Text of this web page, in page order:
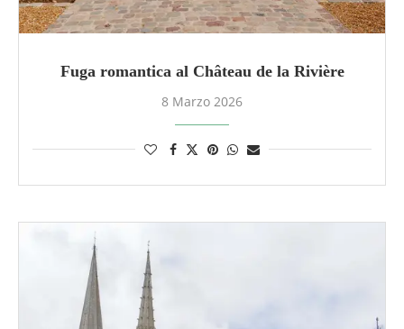
Fuga romantica al Château de la Rivière
8 Marzo 2026